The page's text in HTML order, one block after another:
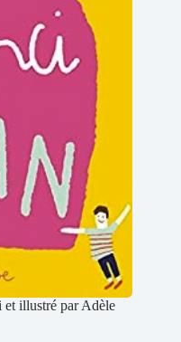
illustré par Adèle